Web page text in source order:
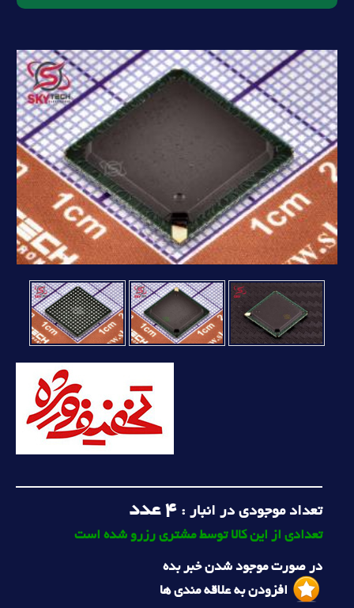
تعداد موجودی در انبار :4 عدد
تعدادی از این کالا توسط مشتری رزرو شده است
در صورت موجود شدن خبر بده
افزودن به علاقه مندی ها